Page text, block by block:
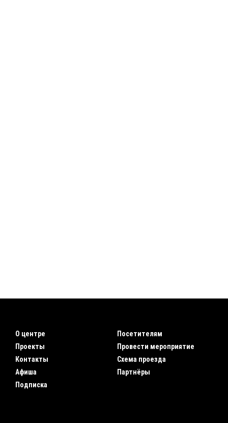
О центре
Проекты
Контакты
Афиша
Подписка
Посетителям
Провести мероприятие
Схема проезда
Партнёры